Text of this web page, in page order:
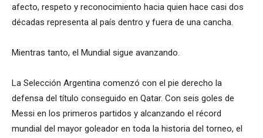
afecto, respeto y reconocimiento hacia quien hace casi dos
décadas representa al país dentro y fuera de una cancha.
Mientras tanto, el Mundial sigue avanzando.
La Selección Argentina comenzó con el pie derecho la
defensa del título conseguido en Qatar. Con seis goles de
Messi en los primeros partidos y alcanzando el récord
mundial del mayor goleador en toda la historia del torneo, el